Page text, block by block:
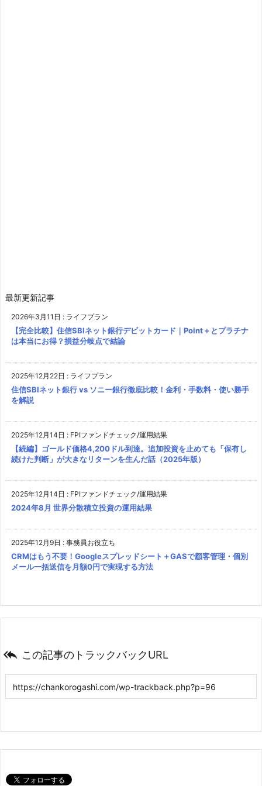
最新更新記事
2026年3月11日 : ライフプラン
【完全比較】住信SBIネット銀行デビットカード｜Point＋とプラチナ
は本当にお得？損益分岐点で結論
2025年12月22日 : ライフプラン
住信SBIネット銀行 vs ソニー銀行徹底比較！金利・手数料・使い勝手
を解説
2025年12月14日 : FPIファンドチェック/運用結果
【続編】ゴールド価格4,200ドル到達。追加投資を止めても「保有し
続けた判断」が大きなリターンを生んだ話（2025年版）
2025年12月14日 : FPIファンドチェック/運用結果
2024年8月 世界分散積立投資の運用結果
2025年12月9日 : 事務員お役立ち
CRMはもう不要！Googleスプレッドシート＋GASで顧客管理・個別
メール一括送信を月額0円で実現する方法
 この記事のトラックバックURL